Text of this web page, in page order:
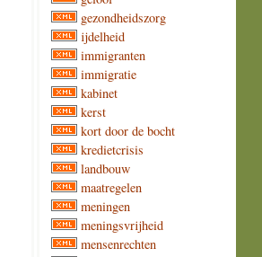
gezondheidszorg
ijdelheid
immigranten
immigratie
kabinet
kerst
kort door de bocht
kredietcrisis
landbouw
maatregelen
meningen
meningsvrijheid
mensenrechten